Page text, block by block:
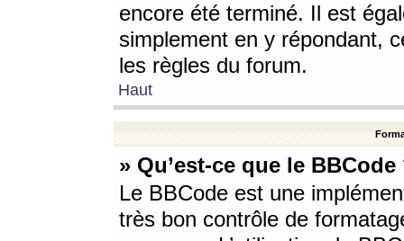
encore été terminé. Il est
simplement en y répondant,
les règles du forum.
Haut
» Qu’est-ce que le BBCode
Le BBCode est une
très bon contrôle de